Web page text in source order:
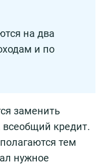
на два
и по
заменить
кредит.
тем
нужное